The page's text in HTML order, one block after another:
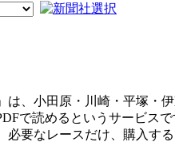
は、小田原・川崎・平塚
で読めるというサービス
必要なレースだけ、購入す